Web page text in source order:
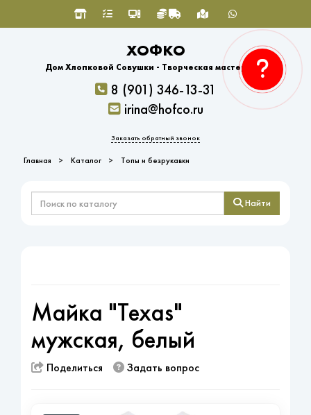
ХОФКО
Дом Хлопковой Совушки - Творческая мастерская
8 (901) 346-13-31
irina@hofco.ru
Заказать обратный звонок
Главная Каталог Топы и безрукавки
Найти
Майка "Texas"
мужская, белый
Поделиться Задать вопрос